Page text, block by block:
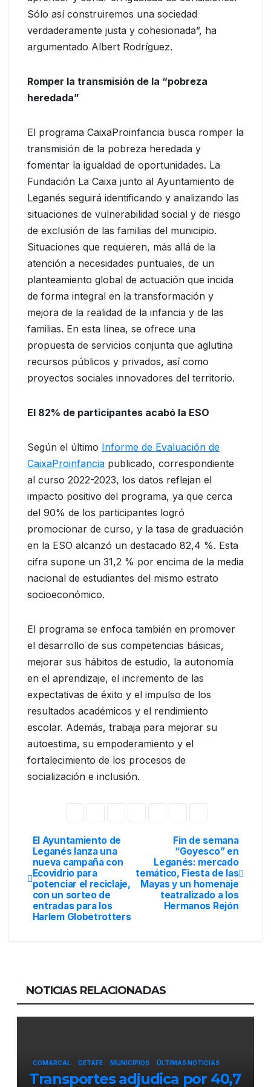
Sólo así construiremos una sociedad
verdaderamente justa y cohesionada”, ha
argumentado Albert Rodríguez.
Romper la transmisión de la “pobreza
heredada”
El programa CaixaProinfancia busca romper la
transmisión de la pobreza heredada y
fomentar la igualdad de oportunidades. La
Fundación La Caixa junto al Ayuntamiento de
Leganés seguirá identificando y analizando las
situaciones de vulnerabilidad social y de riesgo
de exclusión de las familias del municipio.
Situaciones que requieren, más allá de la
atención a necesidades puntuales, de un
planteamiento global de actuación que incida
de forma integral en la transformación y
mejora de la realidad de la infancia y de las
familias. En esta línea, se ofrece una
propuesta de servicios conjunta que aglutina
recursos públicos y privados, así como
proyectos sociales innovadores del territorio.
El 82% de participantes acabó la ESO
Según el último Informe de Evaluación de
CaixaProinfancia publicado, correspondiente
al curso 2022-2023, los datos reflejan el
impacto positivo del programa, ya que cerca
del 90% de los participantes logró
promocionar de curso, y la tasa de graduación
en la ESO alcanzó un destacado 82,4 %. Esta
cifra supone un 31,2 % por encima de la media
nacional de estudiantes del mismo estrato
socioeconómico.
El programa se enfoca también en promover
el desarrollo de sus competencias básicas,
mejorar sus hábitos de estudio, la autonomía
en el aprendizaje, el incremento de las
expectativas de éxito y el impulso de los
resultados académicos y el rendimiento
escolar. Además, trabaja para mejorar su
autoestima, su empoderamiento y el
fortalecimiento de los procesos de
socialización e inclusión.
Fin de semana
“Goyesco” en
Leganés: mercado
temático, Fiesta de las
Mayas y un homenaje
teatralizado a los
Hermanos Rejón
El Ayuntamiento de
Leganés lanza una
nueva campaña con
Ecovidrio para
potenciar el reciclaje,
con un sorteo de
entradas para los
Harlem Globetrotters
NOTICIAS RELACIONADAS
COMARCAL GETAFE MUNICIPIOS ÚLTIMAS NOTICIAS
Transportes adjudica por 40,7